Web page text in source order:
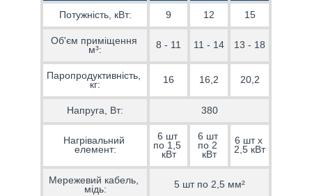
Потужність, кВт: 9 12 15
Об'єм приміщення
м³:
8 - 11 11 - 14 13 - 18
Паропродуктивність,
кг:
16 16,2 20,2
Напруга, Вт: 380
Нагрівальний
елемент:
6 шт
по 1,5
кВт
6 шт
по 2
кВт
6 шт х
2,5 кВт
Мережевий кабель,
мідь:
5 шт по 2,5 мм²